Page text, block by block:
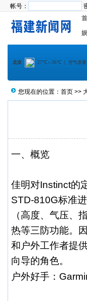
帐号：
您现在的位置： 首页 >>
一、概览
佳明对Instinct的
STD-810G标准
（高度、气压、
热等三防功能。
和户外工作者提
向导的角色。
户外好手：